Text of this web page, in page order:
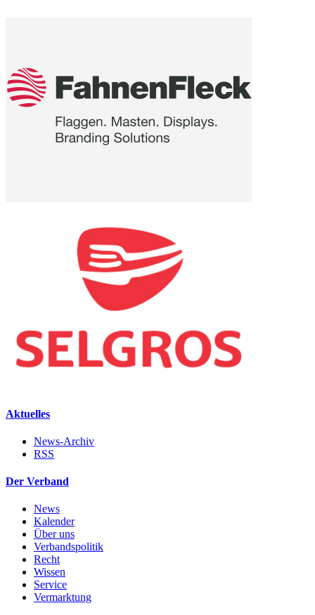
Aktuelles
News-Archiv
RSS
Der Verband
News
Kalender
Über uns
Verbandspolitik
Recht
Wissen
Service
Vermarktung